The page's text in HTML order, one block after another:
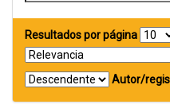
Resultados por página
Autor/